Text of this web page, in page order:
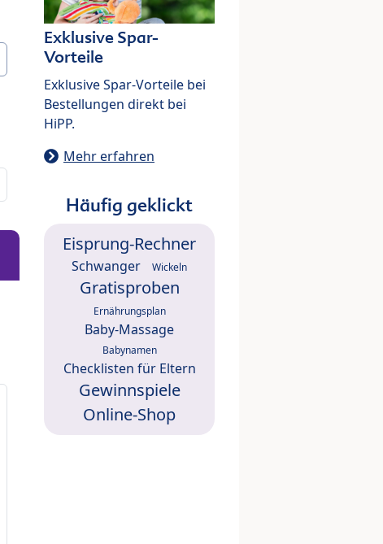
Exklusive Spar-
Vorteile
Exklusive Spar-Vorteile bei
Bestellungen direkt bei
HiPP.
Mehr erfahren
Häufig geklickt
Eisprung-Rechner
Schwanger Wickeln
Gratisproben
Ernährungsplan
Baby-Massage
Babynamen
Checklisten für Eltern
Gewinnspiele
Online-Shop